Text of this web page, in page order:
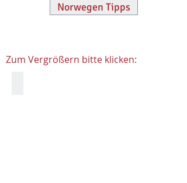
Norwegen Tipps
Zum Vergrößern bitte klicken: